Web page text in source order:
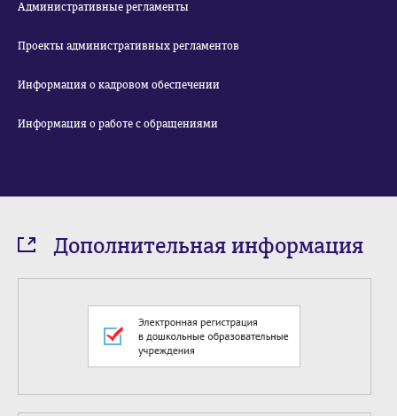
Административные регламенты
Проекты административных регламентов
Информация о кадровом обеспечении
Информация о работе с обращениями
Дополнительная информация